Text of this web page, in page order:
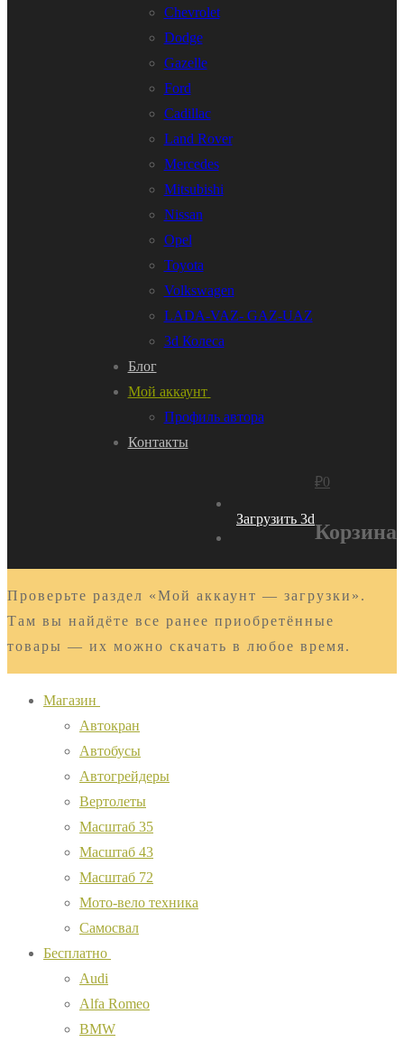
Chevrolet
Dodge
Gazelle
Ford
Cadillac
Land Rover
Mercedes
Mitsubishi
Nissan
Opel
Toyota
Volkswagen
LADA-VAZ- GAZ-UAZ
3d Колеса
Блог
Мой аккаунт
Профиль автора
Контакты
Загрузить 3d
₽0
Корзина
Проверьте раздел «Мой аккаунт — загрузки».
Там вы найдёте все ранее приобретённые
товары — их можно скачать в любое время.
Магазин
Автокран
Автобусы
Автогрейдеры
Вертолеты
Масштаб 35
Масштаб 43
Масштаб 72
Мото-вело техника
Самосвал
Бесплатно
Audi
Alfa Romeo
BMW